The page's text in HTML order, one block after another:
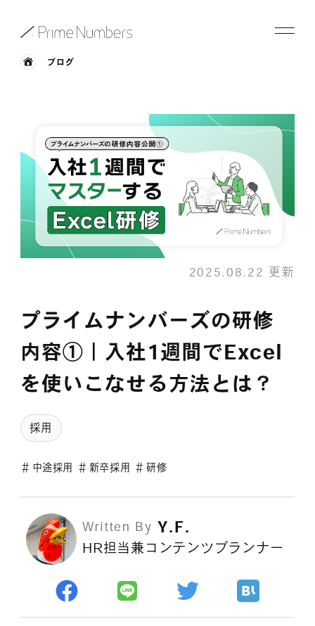
サービス一覧
事例紹介
お役立ち情報
会社情報
採用情報
各種ご相談 資料ダウンロード
セミナー申し込み
無料診断実施中
Webマーケティング用語集
ブログ
2025.08.22 更新
プライムナンバーズの研修
内容①｜入社1週間でExcel
を使いこなせる方法とは？
採用
＃ 中途採用 ＃ 新卒採用 ＃ 研修
Written By Y.F.
HR担当兼コンテンツプランナー